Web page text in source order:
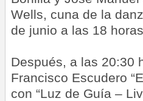
Wells, cuna de la
de junio a las 18
Después, a las 20:30
Francisco Escudero
con “Luz de Guía –